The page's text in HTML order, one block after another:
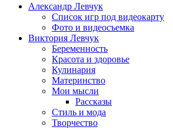
Александр Левчук
Список игр под видеокарту
Фото и видеосъемка
Виктория Левчук
Беременность
Красота и здоровье
Кулинария
Материнство
Мои мысли
Рассказы
Стиль и мода
Творчество